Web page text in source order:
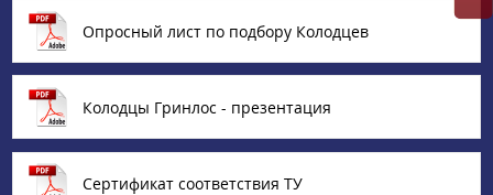
Опросный лист по подбору Колодцев
Колодцы Гринлос - презентация
Сертификат соответствия ТУ